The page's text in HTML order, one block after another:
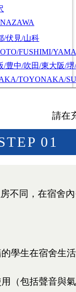
/伏見/山科
FUSHIMI/
/豊中/吹田/東大阪/
TOYONAKA/
/広島駅/宇品